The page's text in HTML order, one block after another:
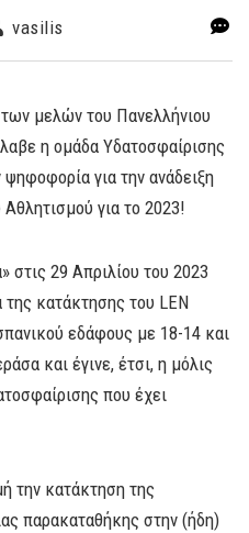
vasilis
μελών του Πανελλήνιου
η ομάδα Υδατοσφαίρισης
για την ανάδειξη
για το 2023!
στις 29 Απριλίου του 2023
κατάκτησης του LEN
εδάφους με 18-14 και
και έγινε, έτσι, η μόλις
που έχει
την κατάκτηση της
παρακαταθήκης στην (ήδη)